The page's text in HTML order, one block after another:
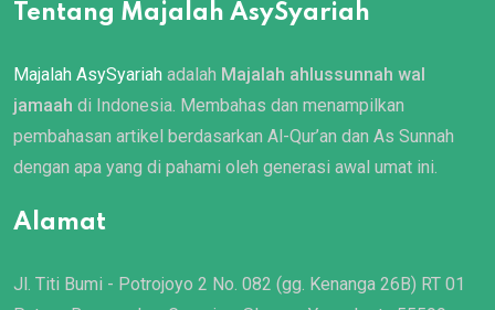
Tentang Majalah AsySyariah
Majalah AsySyariah adalah Majalah ahlussunnah wal
jamaah di Indonesia. Membahas dan menampilkan
pembahasan artikel berdasarkan Al-Qur’an dan As Sunnah
dengan apa yang di pahami oleh generasi awal umat ini.
Alamat
Jl. Titi Bumi - Potrojoyo 2 No. 082 (gg. Kenanga 26B) RT 01